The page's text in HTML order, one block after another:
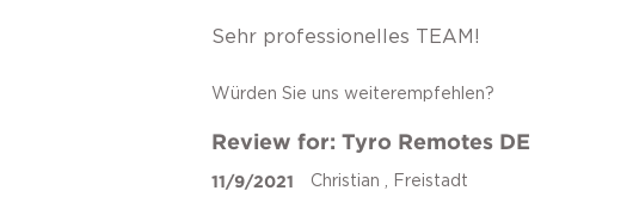
Sehr professionelles TEAM!
Würden Sie uns weiterempfehlen?
Review for: Tyro Remotes DE
11/9/2021 Christian , Freistadt